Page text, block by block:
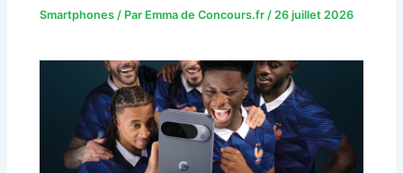
Smartphones / Par Emma de Concours.fr / 26 juillet 2026